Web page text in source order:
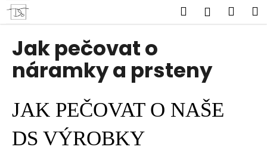
Přejít
obsah
Hledat
Jak pečovat o
náramky a prsteny
JAK PEČOVAT O NAŠE
DS VÝROBKY
K
o
C
o
o
t
ř